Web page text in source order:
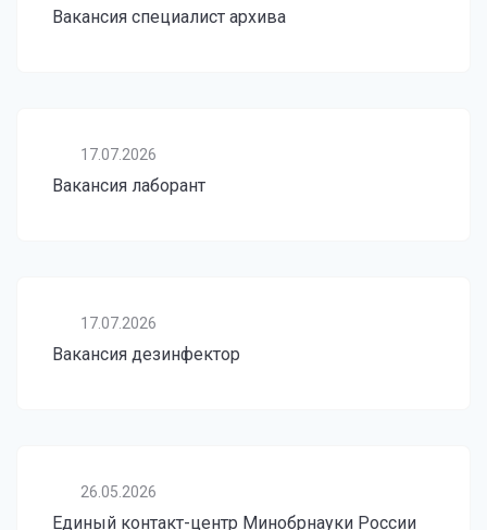
Вакансия специалист архива
17.07.2026
Вакансия лаборант
17.07.2026
Вакансия дезинфектор
26.05.2026
Единый контакт-центр Минобрнауки России